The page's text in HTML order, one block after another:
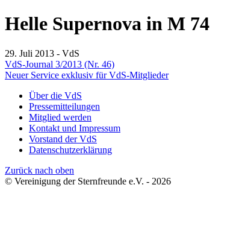
Helle Supernova in M 74
29. Juli 2013 - VdS
Beitragsnavigation
VdS-Journal 3/2013 (Nr. 46)
Neuer Service exklusiv für VdS-Mitglieder
Über die VdS
Pressemitteilungen
Mitglied werden
Kontakt und Impressum
Vorstand der VdS
Datenschutzerklärung
Zurück nach oben
© Vereinigung der Sternfreunde e.V. - 2026